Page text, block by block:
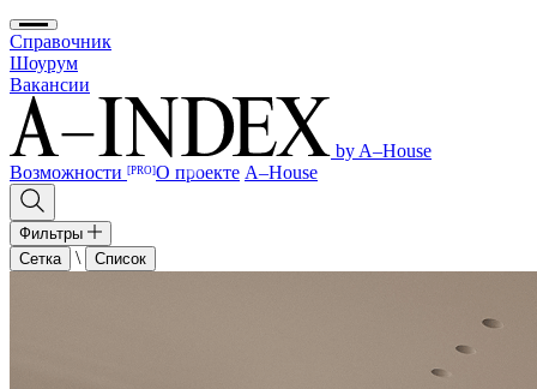
Справочник
Шоурум
Вакансии
by A–House
Возможности [PRO]О проекте A–House
Фильтры
Сетка
\ Список